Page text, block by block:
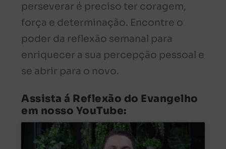
perseverar é preciso ter coragem,
força e determinação. Encontre o
poder da reflexão semanal para
enriquecer a sua percepção pessoal e
se abrir para o novo.
Assista á Reflexão do Evangelho
em nosso YouTube: